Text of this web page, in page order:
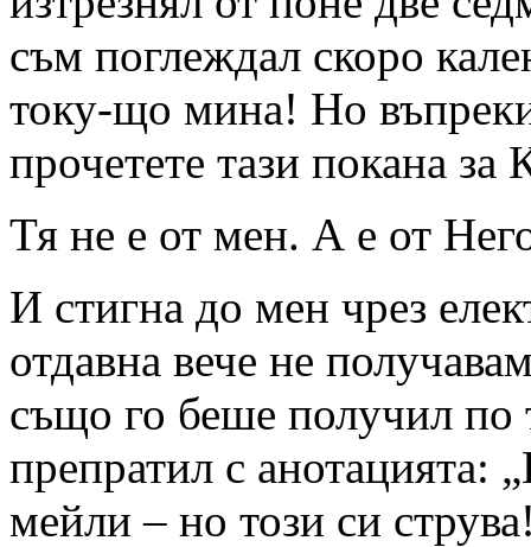
съм поглеждал скоро
току-що мина! Но
прочетете тази покана
Тя не е от мен. А е от
И стигна до мен чрез
отдавна вече не
също го беше получил
препратил с анотацията:
мейли – но този си